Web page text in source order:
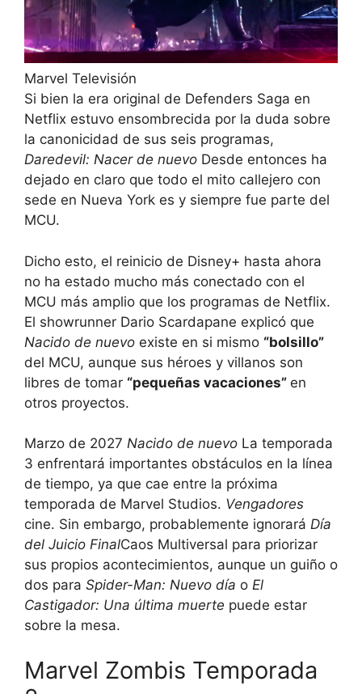
Marvel Televisión
Si bien la era original de Defenders Saga en
Netflix estuvo ensombrecida por la duda sobre
la canonicidad de sus seis programas,
Daredevil: Nacer de nuevo Desde entonces ha
dejado en claro que todo el mito callejero con
sede en Nueva York es y siempre fue parte del
MCU.
Dicho esto, el reinicio de Disney+ hasta ahora
no ha estado mucho más conectado con el
MCU más amplio que los programas de Netflix.
El showrunner Dario Scardapane explicó que
Nacido de nuevo existe en si mismo “bolsillo”
del MCU, aunque sus héroes y villanos son
libres de tomar “pequeñas vacaciones” en
otros proyectos.
Marzo de 2027 Nacido de nuevo La temporada
3 enfrentará importantes obstáculos en la línea
de tiempo, ya que cae entre la próxima
temporada de Marvel Studios. Vengadores
cine. Sin embargo, probablemente ignorará Día
del Juicio FinalCaos Multiversal para priorizar
sus propios acontecimientos, aunque un guiño o
dos para Spider-Man: Nuevo día o El
Castigador: Una última muerte puede estar
sobre la mesa.
Marvel Zombis Temporada